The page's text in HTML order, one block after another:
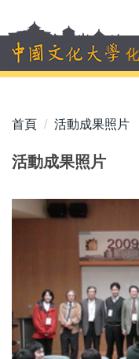
到
主
要
區
首頁 活動成果照片
活動成果照片